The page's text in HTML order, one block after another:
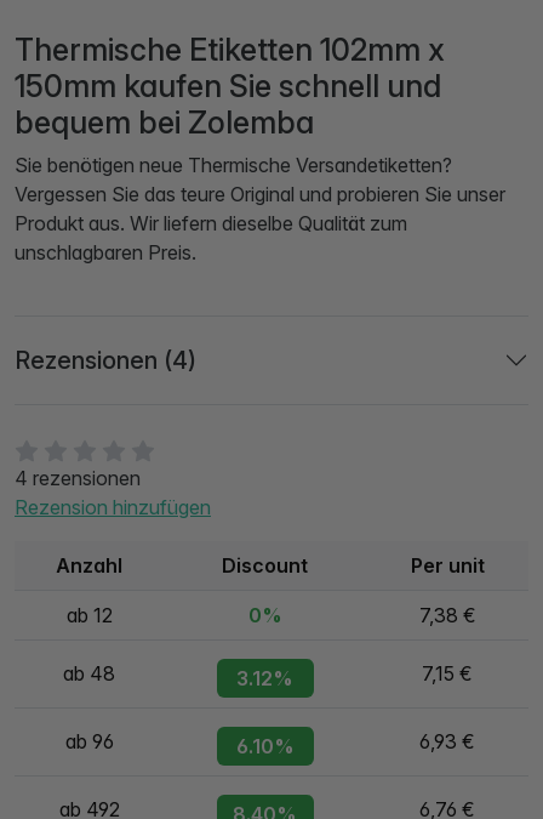
4 rezensionen
Rezension hinzufügen
Anzahl Discount Per unit
ab 12 0% 7,38 €
ab 48 3.12% 7,15 €
ab 96 6.10% 6,93 €
ab 492 8.40% 6,76 €
Thermische Etiketten 102mm x
150mm kaufen Sie schnell und
bequem bei Zolemba
Sie benötigen neue Thermische Versandetiketten?
Vergessen Sie das teure Original und probieren Sie unser
Produkt aus. Wir liefern dieselbe Qualität zum
unschlagbaren Preis.
Rezensionen (4)